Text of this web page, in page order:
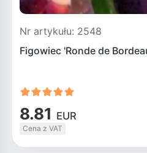
Nr artykułu: 2548
Figowiec 'Ronde de
8.81 EUR
Cena z VAT